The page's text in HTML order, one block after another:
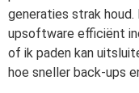
generaties strak
upsoftware efficiënt
of ik paden kan
hoe sneller back-ups